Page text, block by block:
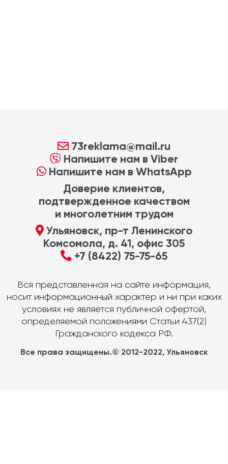
73reklama@mail.ru
Напишите нам в Viber
Напишите нам в WhatsApp
Доверие клиентов,
подтвержденное качеством
и многолетним трудом
Ульяновск, пр-т Ленинского
Комсомола, д. 41, офис 305
+7 (8422) 75-75-65
Вся представленная на сайте информация,
носит информационный характер и ни при каких
условиях не является публичной офертой,
определяемой положениями Статьи 437(2)
Гражданского кодекса РФ.
Все права защищены.© 2012-2022, Ульяновск